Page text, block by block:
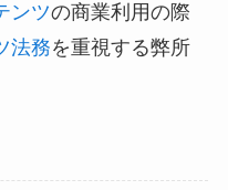
ンツの商業利用の際
法務を重視する弊所